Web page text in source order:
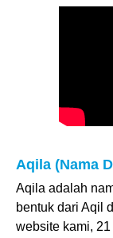
Aqila (Nama
Aqila adalah
bentuk dari Aqil
website kami,